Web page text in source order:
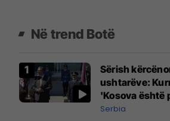
Në trend Botë
Sërish
ushtarëve:
'Kosova është
Serbia